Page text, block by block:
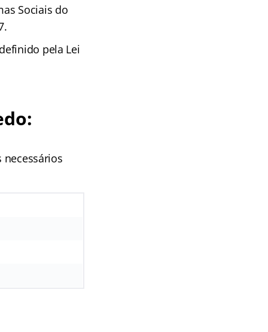
Sociais do
pela Lei
necessários